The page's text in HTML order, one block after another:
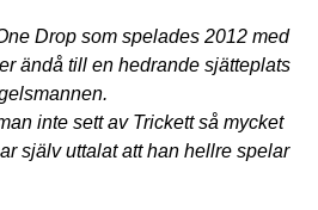
Drop som spelades 2012 med
ändå till en hedrande sjätteplats
inte sett av Trickett så mycket
själv uttalat att han hellre spelar